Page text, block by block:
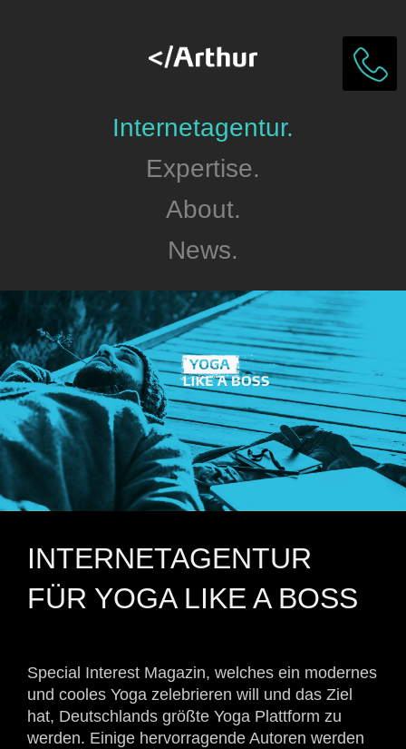
Internetagentur.
Expertise.
About.
News.
INTERNETAGENTUR
FÜR YOGA LIKE A BOSS
Special Interest Magazin, welches ein modernes
und cooles Yoga zelebrieren will und das Ziel
hat, Deutschlands größte Yoga Plattform zu
werden. Einige hervorragende Autoren werden